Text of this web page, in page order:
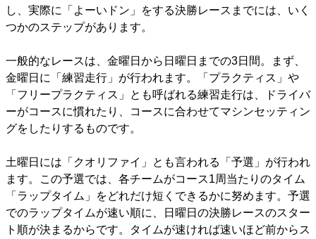
し、実際に「よーいドン」をする決勝レースまでには、いく
つかのステップがあります。
一般的なレースは、金曜日から日曜日までの3日間。まず、
金曜日に「練習走行」が行われます。「プラクティス」や
「フリープラクティス」とも呼ばれる練習走行は、ドライバ
ーがコースに慣れたり、コースに合わせてマシンセッティン
グをしたりするものです。
土曜日には「クオリファイ」とも言われる「予選」が行われ
ます。この予選では、各チームがコース1周当たりのタイム
「ラップタイム」をどれだけ短くできるかに努めます。予選
でのラップタイムが速い順に、日曜日の決勝レースのスター
ト順が決まるからです。タイムが速ければ速いほど前からス